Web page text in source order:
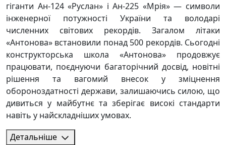
гіганти Ан-124 «Руслан» і Ан-225 «Мрія» — символи
інженерної потужності України та володарі
численних світових рекордів. Загалом літаки
«Антонова» встановили понад 500 рекордів. Сьогодні
конструкторська школа «Антонова» продовжує
працювати, поєднуючи багаторічний досвід, новітні
рішення та вагомий внесок у зміцнення
обороноздатності держави, залишаючись силою, що
дивиться у майбутнє та зберігає високі стандарти
навіть у найскладніших умовах.
Детальніше